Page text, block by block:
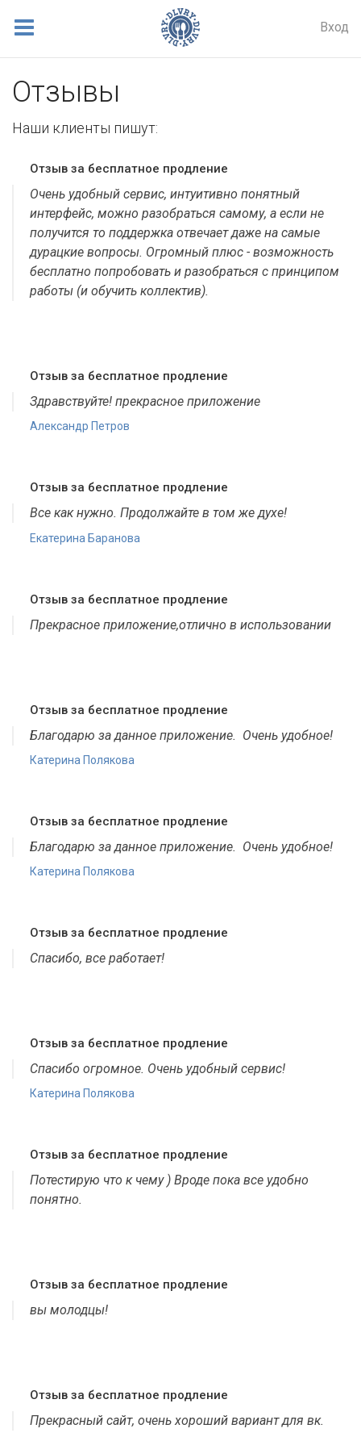
Вход
Отзывы
Наши клиенты пишут:
Отзыв за бесплатное продление
Очень удобный сервис, интуитивно понятный
интерфейс, можно разобраться самому, а если не
получится то поддержка отвечает даже на самые
дурацкие вопросы. Огромный плюс - возможность
бесплатно попробовать и разобраться с принципом
работы (и обучить коллектив).
Отзыв за бесплатное продление
Здравствуйте! прекрасное приложение
Александр Петров
Отзыв за бесплатное продление
Все как нужно. Продолжайте в том же духе!
Екатерина Баранова
Отзыв за бесплатное продление
Прекрасное приложение,отлично в использовании
Отзыв за бесплатное продление
Благодарю за данное приложение. Очень удобное!
Катерина Полякова
Отзыв за бесплатное продление
Благодарю за данное приложение. Очень удобное!
Катерина Полякова
Отзыв за бесплатное продление
Спасибо, все работает!
Отзыв за бесплатное продление
Спасибо огромное. Очень удобный сервис!
Катерина Полякова
Отзыв за бесплатное продление
Потестирую что к чему ) Вроде пока все удобно
понятно.
Отзыв за бесплатное продление
вы молодцы!
Отзыв за бесплатное продление
Прекрасный сайт, очень хороший вариант для вк.